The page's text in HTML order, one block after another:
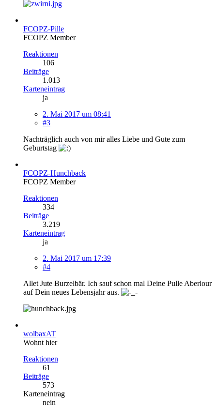
FCOPZ-Pille
FCOPZ Member
Reaktionen
106
Beiträge
1.013
Karteneintrag
ja
2. Mai 2017 um 08:41
#3
Nachträglich auch von mir alles Liebe und Gute zum
Geburtstag
FCOPZ-Hunchback
FCOPZ Member
Reaktionen
334
Beiträge
3.219
Karteneintrag
ja
2. Mai 2017 um 17:39
#4
Allet Jute Burzelbär. Ich sauf schon mal Deine Pulle Aberlour
auf Dein neues Lebensjahr aus.
wolbaxAT
Wohnt hier
Reaktionen
61
Beiträge
573
Karteneintrag
nein